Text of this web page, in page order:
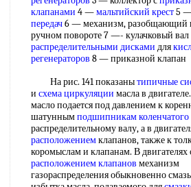
клапанами 4 —мальтийский крест5
передач6 — механизм, разобщающий
ручном повороте 7 —- кулачковый вал
распределительными дисками для
регенераторов 8 — приказной клапан
На рис. 141 показанытипичные
и схема циркуляции масла в
масло подается под давлением к
шатуннымподшипникам коленчатого
распределительному валу, а в
расположениемклапанов, также к
коромыслам и клапанам. В
расположением клапанов механизм
газораспределения обыкновенно